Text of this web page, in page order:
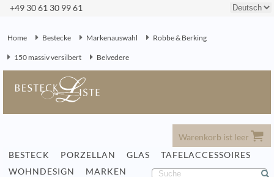
+49 30 61 30 99 61
Home Bestecke Markenauswahl Robbe & Berking
150 massiv versilbert Belvedere
Warenkorb ist leer
BESTECK
PORZELLAN GLAS
TAFELACCESSOIRES
WOHNDESIGN
MARKEN